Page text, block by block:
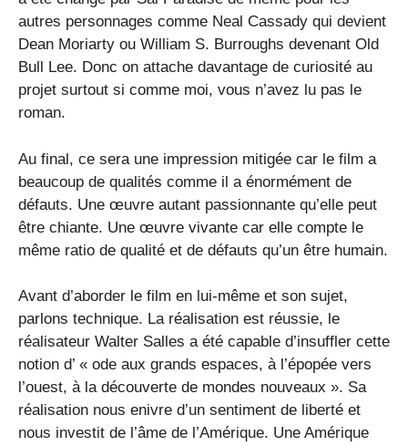
autres personnages comme Neal Cassady qui devient
Dean Moriarty ou William S. Burroughs devenant Old
Bull Lee. Donc on attache davantage de curiosité au
projet surtout si comme moi, vous n’avez lu pas le
roman.
Au final, ce sera une impression mitigée car le film a
beaucoup de qualités comme il a énormément de
défauts. Une œuvre autant passionnante qu’elle peut
être chiante. Une œuvre vivante car elle compte le
même ratio de qualité et de défauts qu’un être humain.
Avant d’aborder le film en lui-même et son sujet,
parlons technique. La réalisation est réussie, le
réalisateur Walter Salles a été capable d’insuffler cette
notion d’ « ode aux grands espaces, à l’épopée vers
l’ouest, à la découverte de mondes nouveaux ». Sa
réalisation nous enivre d’un sentiment de liberté et
nous investit de l’âme de l’Amérique. Une Amérique